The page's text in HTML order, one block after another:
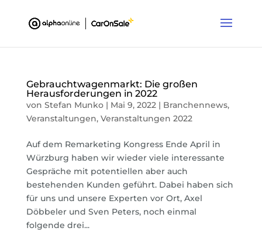
Gebrauchtwagenmarkt: Die großen
Herausforderungen in 2022
von Stefan Munko| Mai 9, 2022| Branchennews,
Veranstaltungen, Veranstaltungen 2022
Auf dem Remarketing Kongress Ende April in
Würzburg haben wir wieder viele interessante
Gespräche mit potentiellen aber auch
bestehenden Kunden geführt. Dabei haben sich
für uns und unsere Experten vor Ort, Axel
Döbbeler und Sven Peters, noch einmal
folgende drei...